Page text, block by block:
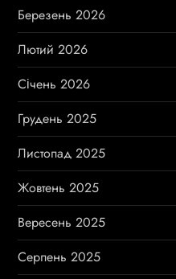
Березень 2026
Лютий 2026
Січень 2026
Грудень 2025
Листопад 2025
Жовтень 2025
Вересень 2025
Серпень 2025